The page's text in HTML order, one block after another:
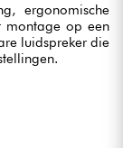
ergonomische
montage op een
luidspreker die